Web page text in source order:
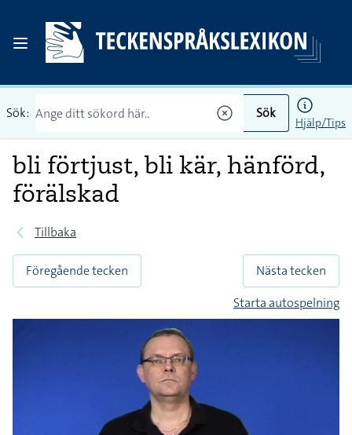
Sök: Sök
Hjälp/Tips
bli förtjust, bli kär, hänförd,
förälskad
Tillbaka
Föregående tecken
Nästa tecken
Starta autospelning